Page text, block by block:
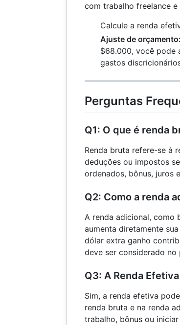
com trabalho freelance
Calcule a renda
Ajuste de orçamento:
$68.000, você pode
gastos
Perguntas
Q1: O que é renda
Renda bruta refere-se à
deduções ou impostos
ordenados, bônus, juros
Q2: Como a renda
A renda adicional, como
aumenta diretamente
dólar extra ganho
deve ser considerado
Q3: A Renda
Sim, a renda efetiva
renda bruta e na renda
trabalho, bônus ou